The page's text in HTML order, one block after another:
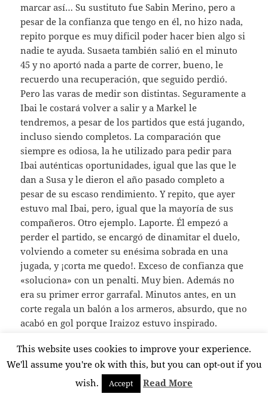
marcar así… Su sustituto fue Sabin Merino, pero a
pesar de la confianza que tengo en él, no hizo nada,
repito porque es muy dificil poder hacer bien algo si
nadie te ayuda. Susaeta también salió en el minuto
45 y no aportó nada a parte de correr, bueno, le
recuerdo una recuperación, que seguido perdió.
Pero las varas de medir son distintas. Seguramente a
Ibai le costará volver a salir y a Markel le
tendremos, a pesar de los partidos que está jugando,
incluso siendo completos. La comparación que
siempre es odiosa, la he utilizado para pedir para
Ibai auténticas oportunidades, igual que las que le
dan a Susa y le dieron el año pasado completo a
pesar de su escaso rendimiento. Y repito, que ayer
estuvo mal Ibai, pero, igual que la mayoría de sus
compañeros. Otro ejemplo. Laporte. Él empezó a
perder el partido, se encargó de dinamitar el duelo,
volviendo a cometer su enésima sobrada en una
jugada, y ¡corta me quedo!. Exceso de confianza que
«soluciona» con un penalti. Muy bien. Además no
era su primer error garrafal. Minutos antes, en un
corte regala un balón a los armeros, absurdo, que no
acabó en gol porque Iraizoz estuvo inspirado.
enorme. Pero espero que lo demuestre algún día de
forma continuada. La pasada temporada tuvo de este
tipo de jugadas muchas repartidas en todas las
competiciones y nos costaron goles y disgustos.
This website uses cookies to improve your experience.
We'll assume you're ok with this, but you can opt-out if you
wish.
Accept Read More